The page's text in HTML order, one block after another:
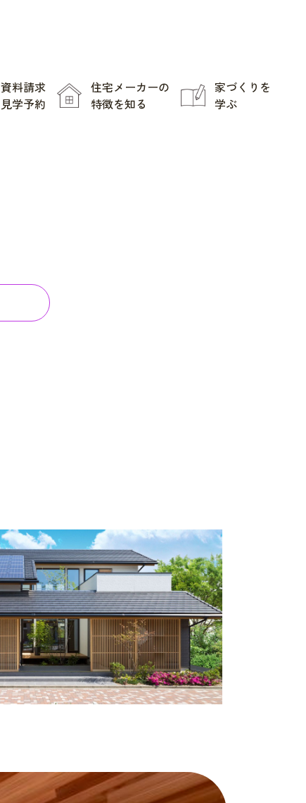
資料請求
見学予約
住宅メーカーの
特徴を知る
家づくりを
学ぶ